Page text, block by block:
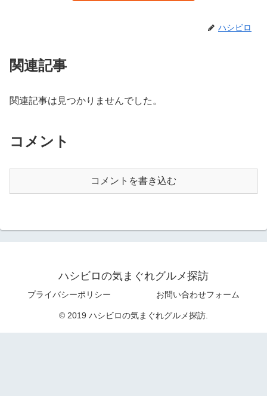
ハシビロ
関連記事
関連記事は見つかりませんでした。
コメント
コメントを書き込む
ハシビロの気まぐれグルメ探訪
プライバシーポリシー お問い合わせフォーム
© 2019 ハシビロの気まぐれグルメ探訪.